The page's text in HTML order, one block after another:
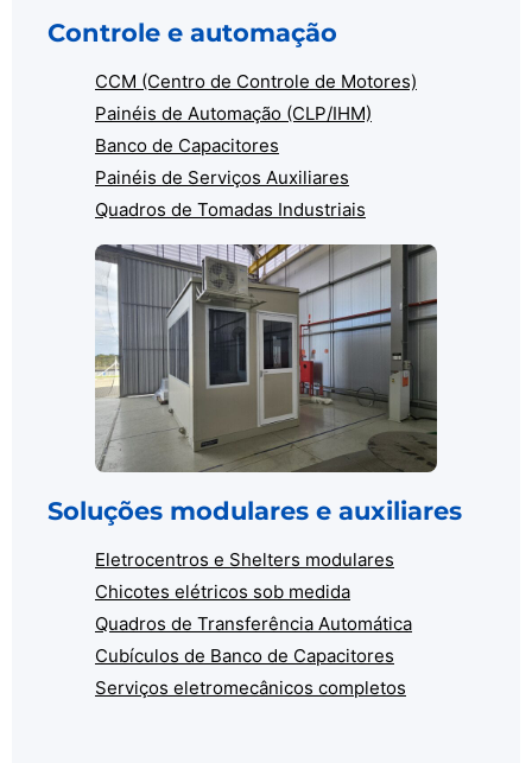
Controle e automação
CCM (Centro de Controle de Motores)
Painéis de Automação (CLP/IHM)
Banco de Capacitores
Painéis de Serviços Auxiliares
Quadros de Tomadas Industriais
Soluções modulares e auxiliares
Eletrocentros e Shelters modulares
Chicotes elétricos sob medida
Quadros de Transferência Automática
Cubículos de Banco de Capacitores
Serviços eletromecânicos completos